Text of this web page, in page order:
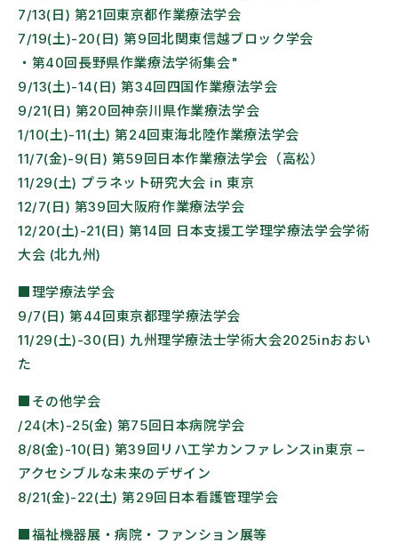
7/13(日) 第21回東京都作業療法学会
7/19(土)-20(日) 第9回北関東信越ブロック学会
・第40回長野県作業療法学術集会"
9/13(土)-14(日) 第34回四国作業療法学会
9/21(日) 第20回神奈川県作業療法学会
1/10(土)-11(土) 第24回東海北陸作業療法学会
11/7(金)-9(日) 第59回日本作業療法学会（高松）
11/29(土) プラネット研究大会 in 東京
12/7(日) 第39回大阪府作業療法学会
12/20(土)-21(日) 第14回 日本支援工学理学療法学会学術
大会 (北九州)
■理学療法学会
9/7(日) 第44回東京都理学療法学会
11/29(土)-30(日) 九州理学療法士学術大会2025inおおい
た
■その他学会
/24(木)-25(金) 第75回日本病院学会
8/8(金)-10(日) 第39回リハ工学カンファレンスin東京 –
アクセシブルな未来のデザイン
8/21(金)-22(土) 第29回日本看護管理学会
■福祉機器展・病院・ファンション展等